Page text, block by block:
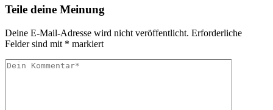
Teile deine Meinung
Deine E-Mail-Adresse wird nicht veröffentlicht. Erforderliche
Felder sind mit * markiert